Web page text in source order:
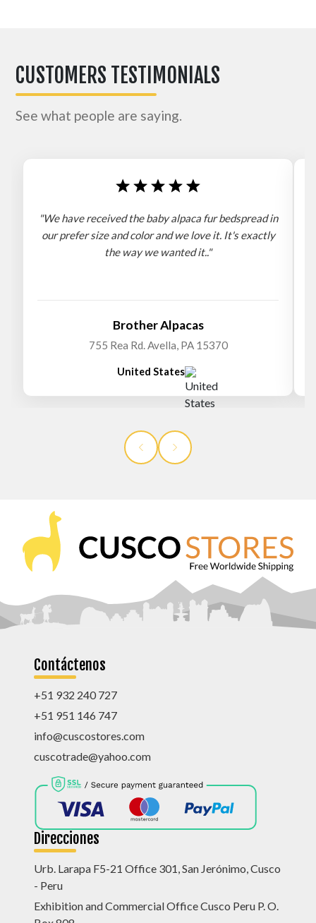
CUSTOMERS TESTIMONIALS
See what people are saying.
"We have received the baby alpaca fur bedspread in
our prefer size and color and we love it. It's exactly
the way we wanted it.."
Brother Alpacas
755 Rea Rd. Avella, PA 15370
United States
Contáctenos
+51 932 240 727
+51 951 146 747
info@cuscostores.com
cuscotrade@yahoo.com
Direcciones
Urb. Larapa F5-21 Office 301, San Jerónimo, Cusco
- Peru
Exhibition and Commercial Office Cusco Peru P. O.